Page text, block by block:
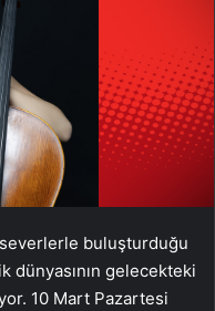
buluşturduğu
dünyasının gelecekteki
10 Mart Pazartesi